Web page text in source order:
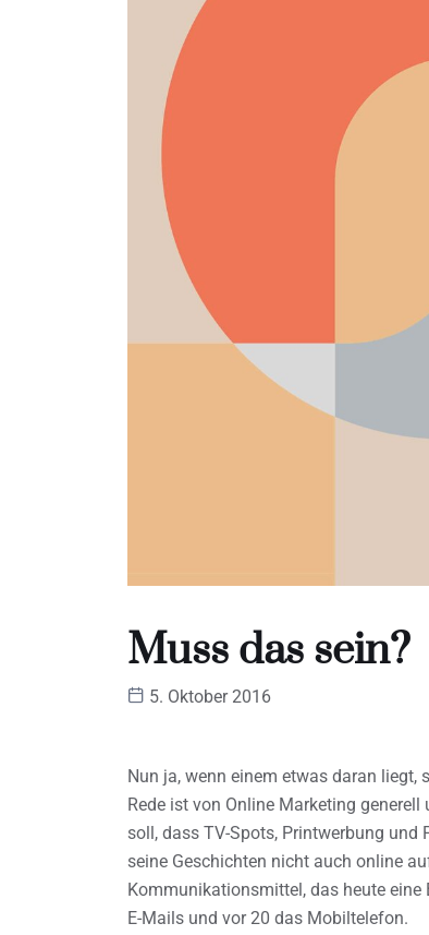
Muss das sein?
5. Oktober 2016
Nun ja, wenn einem etwas daran liegt,
Rede ist von Online Marketing
soll, dass TV-Spots, Printwerbung und
seine Geschichten nicht auch online
Kommunikationsmittel, das heute
E-Mails und vor 20 das Mobiltelefon.